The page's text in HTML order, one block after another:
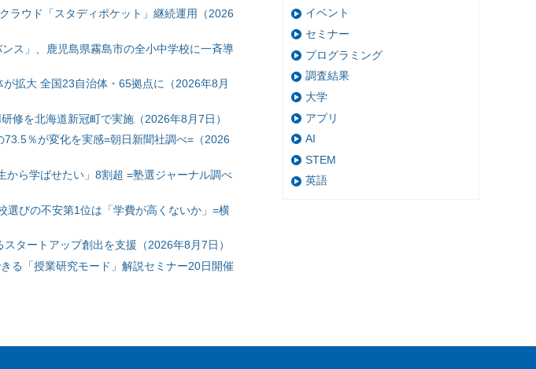
ラウド「スタディポケット」継続運用（2026
ス」、鹿児島県霧島市の全小中学校に一斉導
拡大 全国23自治体・65拠点に（2026年8月
修を北海道新冠町で実施（2026年8月7日）
％が変化を実感=朝日新聞社調べ=（2026
から学ばせたい」8割超 =塾選ジャーナル調べ
選びの不安第1位は「学費が高くないか」=横
タートアップ創出を支援（2026年8月7日）
る「授業研究モード」解説セミナー20日開催
イベント
セミナー
プログラミング
調査結果
大学
アプリ
AI
STEM
英語